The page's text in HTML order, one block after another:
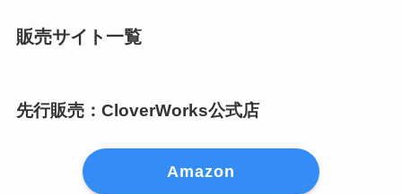
販売サイト一覧
先行販売：CloverWorks公式店
Amazon